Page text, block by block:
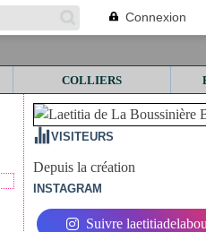
Connexion
COLLIERS
VISITEURS
Depuis la création
INSTAGRAM
Suivre